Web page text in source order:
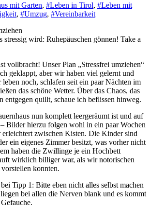
mit Garten, #Leben in Tirol, #Leben mit
, #Umzug, #Vereinbarkeit
stressig wird: Ruhepäuschen gönnen! Take a
geklappt, aber wir haben viel gelernt und
noch, schlafen seit ein paar Nächten im
das schöne Wetter. Über das Chaos, das
entgegen quillt, schaue ich beflissen hinweg.
nun komplett leergeräumt ist und auf
Bilder hierzu folgen wohl in ein paar Wochen
erleichtert zwischen Kisten. Die Kinder sind
ein eigenes Zimmer besitzt, was vorher nicht
haben die Zwillinge je ein Hochbett
wirklich billiger war, als wir notorischen
vorstellen konnten.
Tipp 1: Bitte eben nicht alles selbst machen
bei allen die Nerven blank und es kommt